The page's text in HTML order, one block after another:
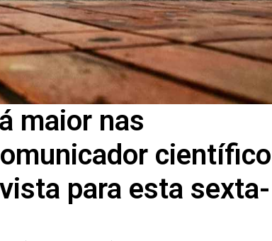
maior nas
científico
para esta sexta-